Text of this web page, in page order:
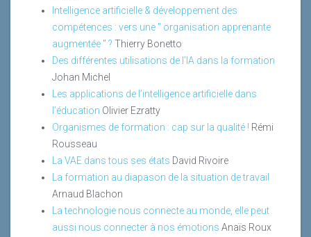
Intelligence artificielle & développement des
compétences : vers une " organisation apprenante
augmentée " ? Thierry Bonetto
Des différentes utilisations de l’IA dans la formation
Johan Michel
Les applications de l’intelligence artificielle dans
l’éducation Olivier Ezratty
Organismes de formation : cap sur la qualité ! Rémi
Rousseau
La VAE dans tous ses états David Rivoire
La formation au diapason de la situation de travail
Arnaud Blachon
La technologie nous connecte au monde, elle peut
aussi nous connecter à nos émotions Anaïs Roux